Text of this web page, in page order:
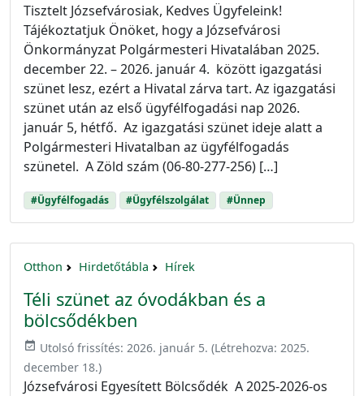
Tisztelt Józsefvárosiak, Kedves Ügyfeleink!
Tájékoztatjuk Önöket, hogy a Józsefvárosi
Önkormányzat Polgármesteri Hivatalában 2025.
december 22. – 2026. január 4. között igazgatási
szünet lesz, ezért a Hivatal zárva tart. Az igazgatási
szünet után az első ügyfélfogadási nap 2026.
január 5, hétfő. Az igazgatási szünet ideje alatt a
Polgármesteri Hivatalban az ügyfélfogadás
szünetel. A Zöld szám (06-80-277-256) […]
#Ügyfélfogadás #Ügyfélszolgálat #Ünnep
Otthon Hirdetőtábla Hírek
Téli szünet az óvodákban és a
bölcsődékben
event_available Utolsó frissítés: 2026. január 5. (Létrehozva: 2025.
december 18.)
Józsefvárosi Egyesített Bölcsődék A 2025-2026-os